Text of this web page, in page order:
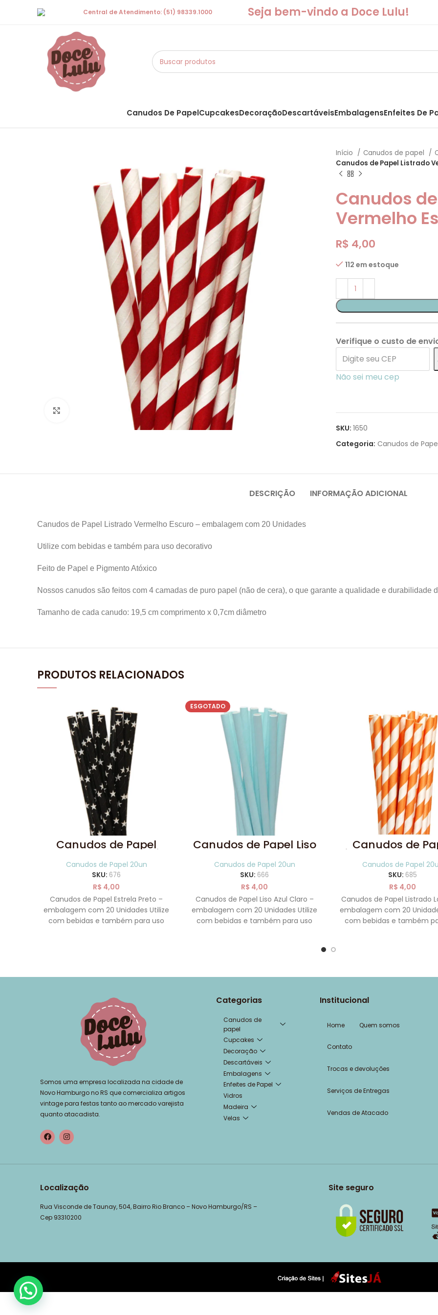
Central de Atendimento: (51) 98339.1000 Seja bem-vindo a Doce Lulu!
Canudos De PapelCupcakesDecoraçãoDescartáveisEmbalagensEnfeites De
Clique para ampliar
Início Canudos de papel
Canudos de Papel Listrado
Canudos
Vermelho
R$ 4,00
112 em estoque
Verifique o custo de
Não sei meu cep
SKU: 1650
Categoria: Canudos de
DESCRIÇÃO INFORMAÇÃO ADICIONAL
Canudos de Papel Listrado Vermelho Escuro – embalagem com 20 Unidades
Utilize com bebidas e também para uso decorativo
Feito de Papel e Pigmento Atóxico
Nossos canudos são feitos com 4 camadas de puro papel (não de cera), o que garante a qualidade e durabilidade
Tamanho de cada canudo: 19,5 cm comprimento x 0,7cm diâmetro
PRODUTOS RELACIONADOS
Canudos de Papel
Estrela Preto 20 Uni
Canudos de Papel 20un
SKU: 676
R$ 4,00
Canudos de Papel Estrela Preto –
embalagem com 20 Unidades Utilize
com bebidas e também para uso
ESGOTADO
Canudos de Papel Liso
Azul Claro 20 Uni
Canudos de Papel 20un
SKU: 666
R$ 4,00
Canudos de Papel Liso Azul Claro –
embalagem com 20 Unidades Utilize
com bebidas e também para uso
Canudos de
Listrado Laranja
Canudos de Papel
SKU: 685
R$ 4,00
Canudos de Papel Listrado
embalagem com 20
com bebidas e também
Somos uma empresa localizada na cidade de
Novo Hamburgo no RS que comercializa artigos
vintage para festas tanto ao mercado varejista
quanto atacadista.
Categorias
Canudos de
papel
Cupcakes
Decoração
Descartáveis
Embalagens
Enfeites de Papel
Vidros
Madeira
Velas
Institucional
Home Quem somos
Contato
Trocas e devoluções
Serviços de Entregas
Vendas de Atacado
Localização
Rua Visconde de Taunay, 504, Bairro Rio Branco – Novo Hamburgo/RS –
Cep 93310200
Site seguro